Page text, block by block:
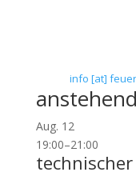
info [at]
Aug. 12
19:00–21:00